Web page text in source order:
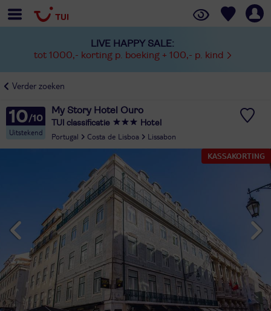
LIVE HAPPY SALE:
tot 1000,- korting p. boeking + 100,- p. kind
Verder zoeken
10
Uitstekend
My Story Hotel Ouro
TUI classificatie Hotel
Portugal Costa de Lisboa
Lissabon
KASSAKORTING